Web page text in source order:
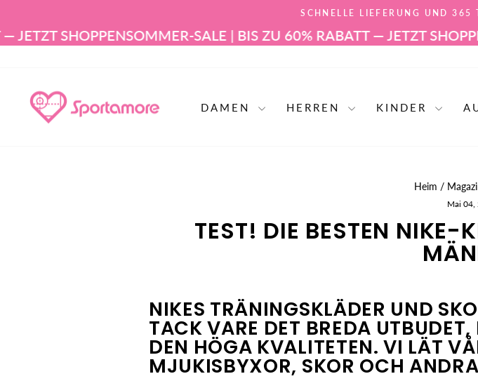
springen
SCHNELLE LIEFERUNG UND 365
SHOPPENSOMMER-SALE | BIS ZU 60% RABATT — JETZT SHOPPEN
DAMEN HERREN KINDER
Heim /
Mai 04,
TEST! DIE BESTEN NIKE-
NIKES TRÄNINGSKLÄDER UND
TACK VARE DET BREDA
DEN HÖGA KVALITETEN. VI LÄT
MJUKISBYXOR, SKOR OCH